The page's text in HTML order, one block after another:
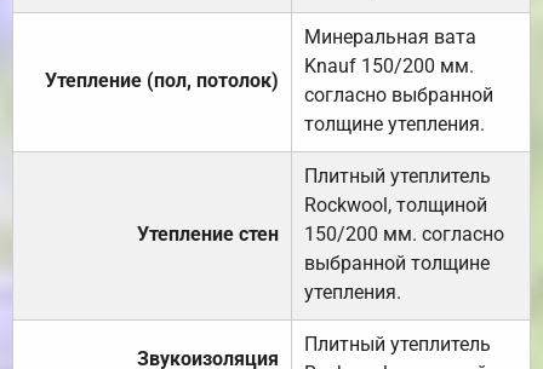
Утепление (пол, потолок)
Минеральная вата
Knauf 150/200 мм.
согласно выбранной
толщине утепления.
Утепление стен
Плитный утеплитель
Rockwool, толщиной
150/200 мм. согласно
выбранной толщине
утепления.
Звукоизоляция
Плитный утеплитель